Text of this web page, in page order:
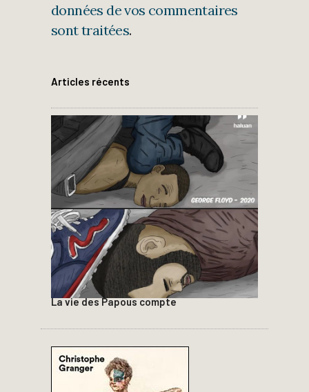
données de vos commentaires
sont traitées.
Articles récents
La vie des Papous compte